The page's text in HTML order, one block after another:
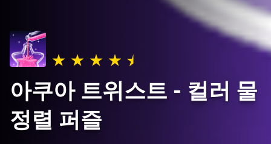
아쿠아 트위스트 - 컬러 물
정렬 퍼즐